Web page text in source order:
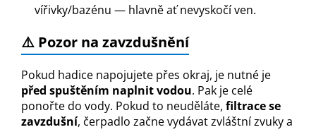
vířivky/bazénu — hlavně ať nevyskočí ven.
⚠️ Pozor na zavzdušnění
Pokud hadice napojujete přes okraj, je nutné je
před spuštěním naplnit vodou. Pak je celé
ponořte do vody. Pokud to neuděláte, filtrace se
zavzdušní, čerpadlo začne vydávat zvláštní zvuky a